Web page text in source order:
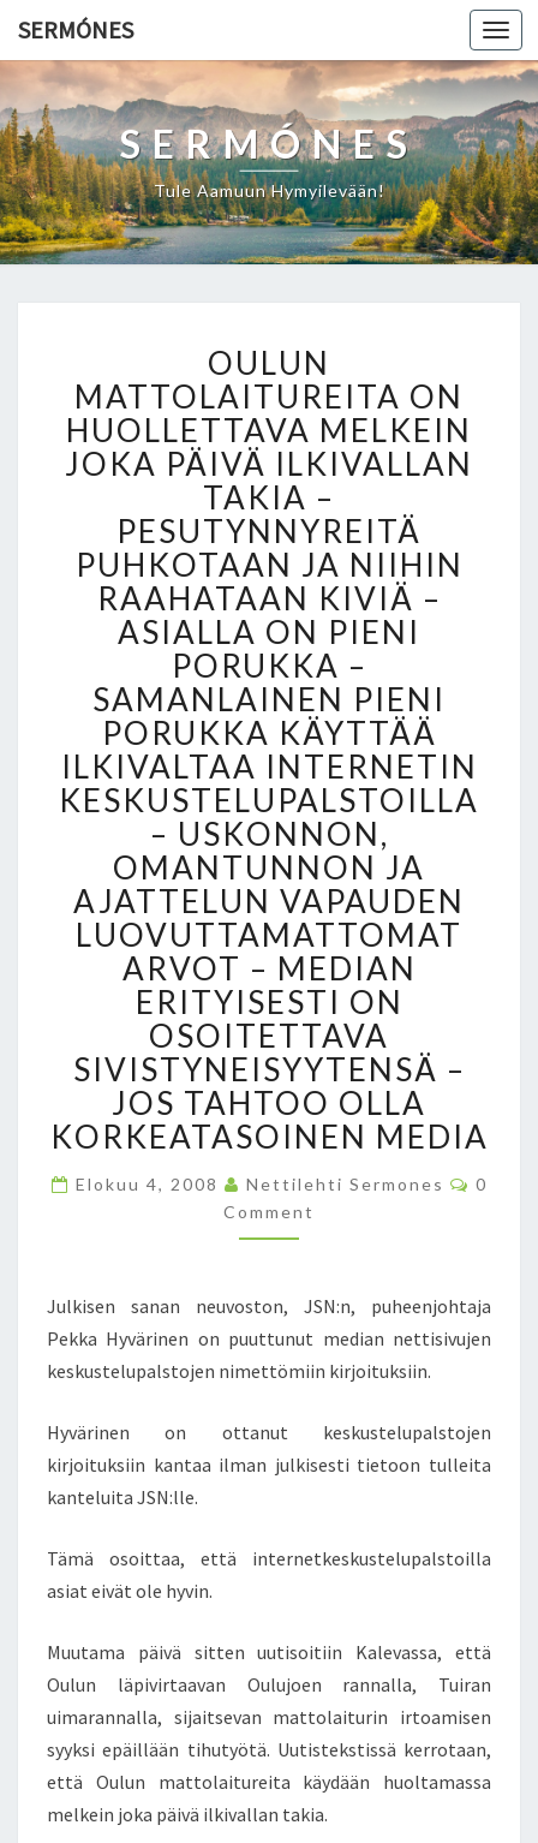
SERMÓNES
SERMÓNES
Tule Aamuun Hymyilevään!
U
L
U
N
T
T
O
L
A
I
T
U
E
I
T
A
O
N
H
U
O
L
L
E
T
T
A
V
A
M
E
E
I
N
K
A
I
L
K
I
A
L
L
OULUN
MATTOLAITUREITA ON
HUOLLETTAVA MELKEIN
JOKA PÄIVÄ ILKIVALLAN
TAKIA –
PESUTYNNYREITÄ
PUHKOTAAN JA NIIHIN
RAAHATAAN KIVIÄ –
ASIALLA ON PIENI
PORUKKA –
SAMANLAINEN PIENI
PORUKKA KÄYTTÄÄ
ILKIVALTAA INTERNETIN
KESKUSTELUPALSTOILLA
– USKONNON,
OMANTUNNON JA
AJATTELUN VAPAUDEN
LUOVUTTAMATTOMAT
ARVOT – MEDIAN
ERITYISESTI ON
OSOITETTAVA
SIVISTYNEISYYTENSÄ –
JOS TAHTOO OLLA
KORKEATASOINEN MEDIA
Elokuu 4, 2008 Nettilehti Sermones
C
O
S
0
Comment
Julkisen sanan neuvoston, JSN:n, puheenjohtaja
Pekka Hyvärinen on puuttunut median nettisivujen
keskustelupalstojen nimettömiin kirjoituksiin.
Hyvärinen on ottanut keskustelupalstojen
kirjoituksiin kantaa ilman julkisesti tietoon tulleita
kanteluita JSN:lle.
Tämä osoittaa, että internetkeskustelupalstoilla
asiat eivät ole hyvin.
Muutama päivä sitten uutisoitiin Kalevassa, että
Oulun läpivirtaavan Oulujoen rannalla, Tuiran
uimarannalla, sijaitsevan mattolaiturin irtoamisen
syyksi epäillään tihutyötä. Uutistekstissä kerrotaan,
että Oulun mattolaitureita käydään huoltamassa
melkein joka päivä ilkivallan takia.